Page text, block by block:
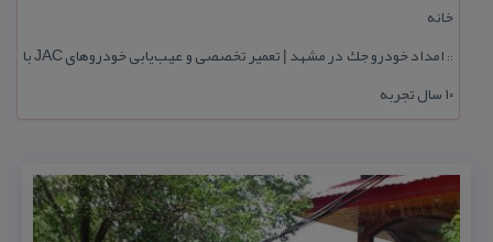
خانه
::
امداد خودرو جك در مشهد | تعمیر تخصصی و عیب‌یابی خودروهای JAC با
۱۰ سال تجربه